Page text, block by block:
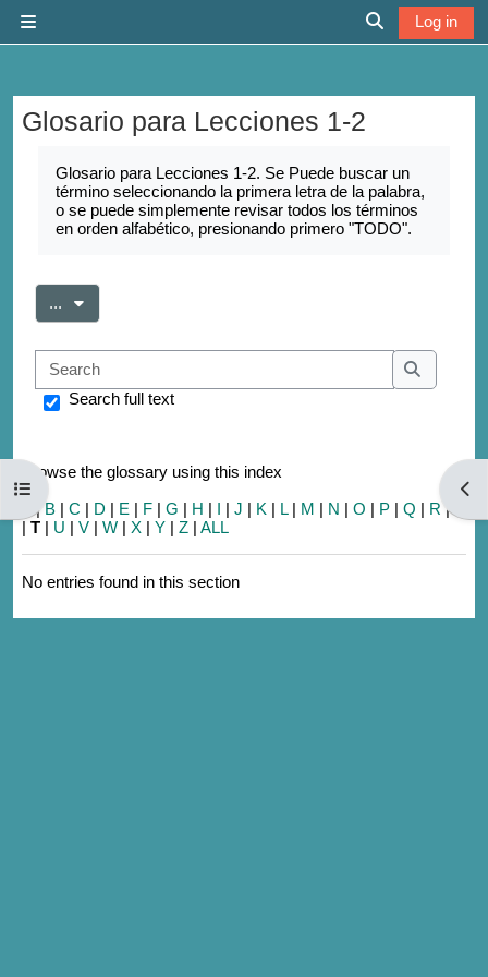
Toggle search
Log in
Open course index
Glosario para Lecciones 1-2
Glosario para Lecciones 1-2. Se Puede buscar un
término seleccionando la primera letra de la palabra,
o se puede simplemente revisar todos los términos
en orden alfabético, presionando primero "TODO".
... Export entries
Search
Search
Search full text
Browse the glossary using this index
|B | C | D | E | F | G | H | I | J | K | L| M | N | O | P | Q | R|
| T | U | V | W | X | Y | Z | ALL
No entries found in this section